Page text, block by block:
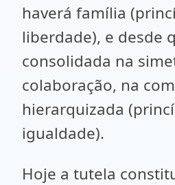
haverá família
liberdade), e desde
consolidada na
colaboração, na
hierarquizada
igualdade).
Hoje a tutela